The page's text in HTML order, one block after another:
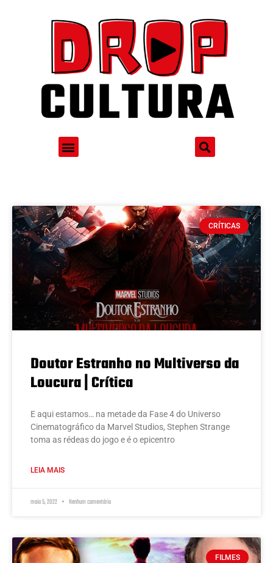
CRÍTICAS
Doutor Estranho no Multiverso da
Loucura | Crítica
E aqui estamos… na metade da Fase 4 do Universo
Cinematográfico da Marvel Studios, Stephen Strange
toma as rédeas do jogo e é o epicentro
LEIA MAIS
maio 5, 2022 Nenhum comentário
FILMES